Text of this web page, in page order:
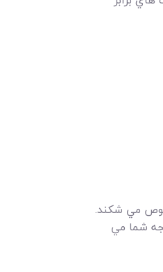
مي شکند.
شما مي